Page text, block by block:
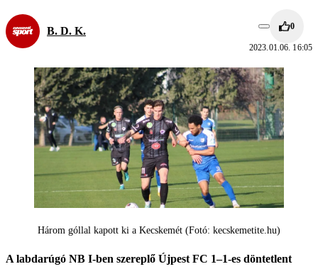
B. D. K. 0
2023.01.06. 16:05
Három góllal kapott ki a Kecskemét (Fotó: kecskemetite.hu)
A labdarúgó NB I-ben szereplő Újpest FC 1–1-es döntetlent